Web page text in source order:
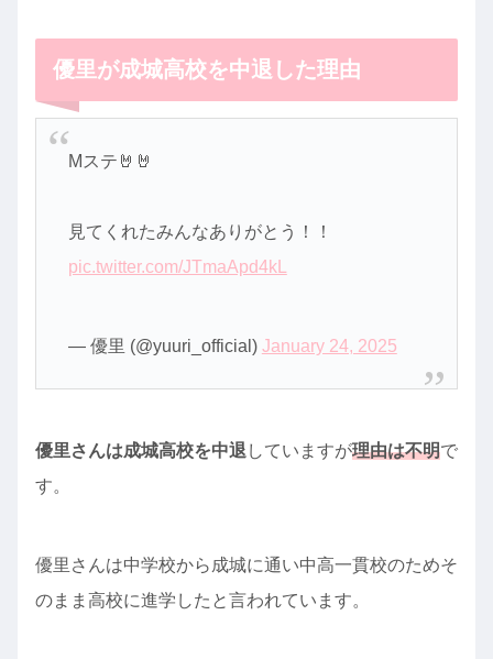
優里が成城高校を中退した理由
Mステ🤘🤘
見てくれたみんなありがとう！！
pic.twitter.com/JTmaApd4kL
— 優里 (@yuuri_official) January 24, 2025
優里さんは成城高校を中退 していますが理由は不明で
す。
優里さんは中学校から成城に通い中高一貫校のためそ
のまま高校に進学したと言われています。